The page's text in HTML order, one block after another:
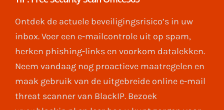
Ontdek de actuele beveiligingsrisico’s in uw
inbox. Voer een e-mailcontrole uit op spam,
herken phishing-links en voorkom datalekken.
Neem vandaag nog proactieve maatregelen en
maak gebruik van de uitgebreide online e-mail
threat scanner van BlackIP. Bezoek